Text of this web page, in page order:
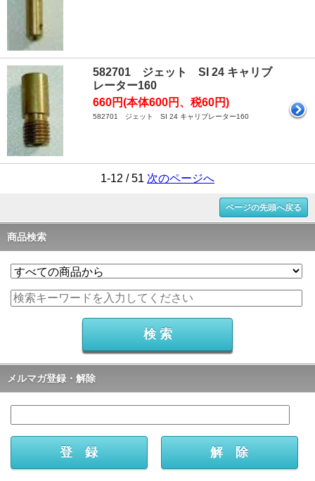
582701 ジェット SI 24 キャリブ
レーター160
660円(本体600円、税60円)
582701 ジェット SI 24 キャリブレーター160
1-12 / 51 次のページへ
ページの先頭へ戻る
商品検索
メルマガ登録・解除